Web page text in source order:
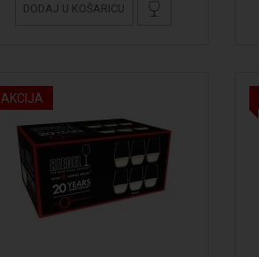
DODAJ U KOŠARICU
AKCIJA